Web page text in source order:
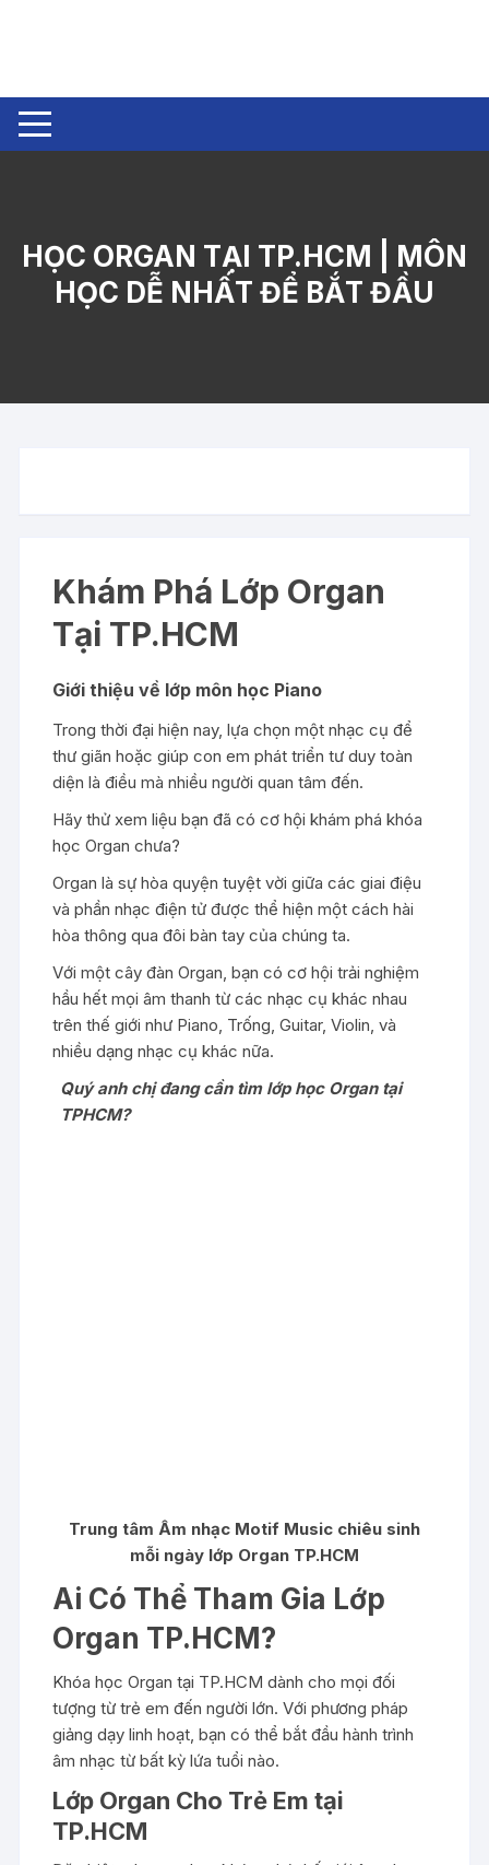
HỌC ORGAN TẠI TP.HCM | MÔN
HỌC DỄ NHẤT ĐỂ BẮT ĐẦU
Khám Phá Lớp Organ
Tại TP.HCM
Giới thiệu về lớp môn học Piano
Trong thời đại hiện nay, lựa chọn một nhạc cụ để
thư giãn hoặc giúp con em phát triển tư duy toàn
diện là điều mà nhiều người quan tâm đến.
Hãy thử xem liệu bạn đã có cơ hội khám phá khóa
học Organ chưa?
Organ là sự hòa quyện tuyệt vời giữa các giai điệu
và phần nhạc điện tử được thể hiện một cách hài
hòa thông qua đôi bàn tay của chúng ta.
Với một cây đàn Organ, bạn có cơ hội trải nghiệm
hầu hết mọi âm thanh từ các nhạc cụ khác nhau
trên thế giới như Piano, Trống, Guitar, Violin, và
nhiều dạng nhạc cụ khác nữa.
Quý anh chị đang cần tìm lớp học Organ tại
TPHCM?
Trung tâm Âm nhạc Motif Music chiêu sinh
mỗi ngày lớp Organ TP.HCM
Ai Có Thể Tham Gia Lớp
Organ TP.HCM?
Khóa học Organ tại TP.HCM dành cho mọi đối
tượng từ trẻ em đến người lớn. Với phương pháp
giảng dạy linh hoạt, bạn có thể bắt đầu hành trình
âm nhạc từ bất kỳ lứa tuổi nào.
Lớp Organ Cho Trẻ Em tại
TP.HCM